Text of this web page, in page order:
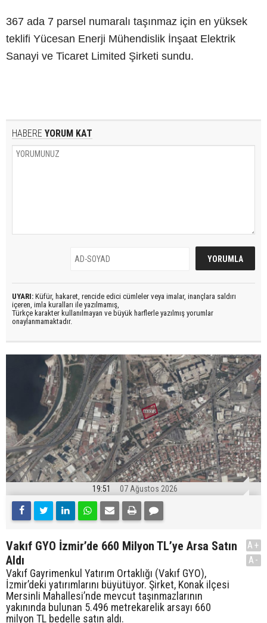
367 ada 7 parsel numaralı taşınmaz için en yüksek
teklifi Yücesan Enerji Mühendislik İnşaat Elektrik
Sanayi ve Ticaret Limited Şirketi sundu.
HABERE YORUM KAT
UYARI: Küfür, hakaret, rencide edici cümleler veya imalar, inançlara saldırı
içeren, imla kuralları ile yazılmamış,
Türkçe karakter kullanılmayan ve büyük harflerle yazılmış yorumlar
onaylanmamaktadır.
19:51 07 Ağustos 2026
Vakıf GYO İzmir’de 660 Milyon TL’ye Arsa Satın
Aldı
Vakıf Gayrimenkul Yatırım Ortaklığı (Vakıf GYO),
İzmir’deki yatırımlarını büyütüyor. Şirket, Konak ilçesi
Mersinli Mahallesi’nde mevcut taşınmazlarının
yakınında bulunan 5.496 metrekarelik arsayı 660
milyon TL bedelle satın aldı.
A+
A-